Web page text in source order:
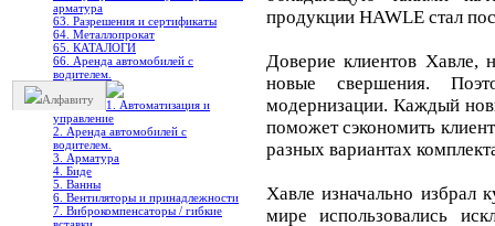
арматура
63. Разрешения и сертификаты
64. Металлопрокат
65. КАТАЛОГИ
66. Аренда автомобилей с
водителем.
Алфавиту
1. Автоматизация и
управление
2. Аренда автомобилей с
водителем.
3. Арматура
4. Биде
5. Ванны
6. Вентиляторы и принадлежности
7. Виброкомпенсаторы / гибкие
продукции HAWLE стал
Доверие клиентов Хавле,
новые свершения.
модернизации. Каждый
поможет сэкономить
разных вариантах
Хавле изначально избрал
мире использовались